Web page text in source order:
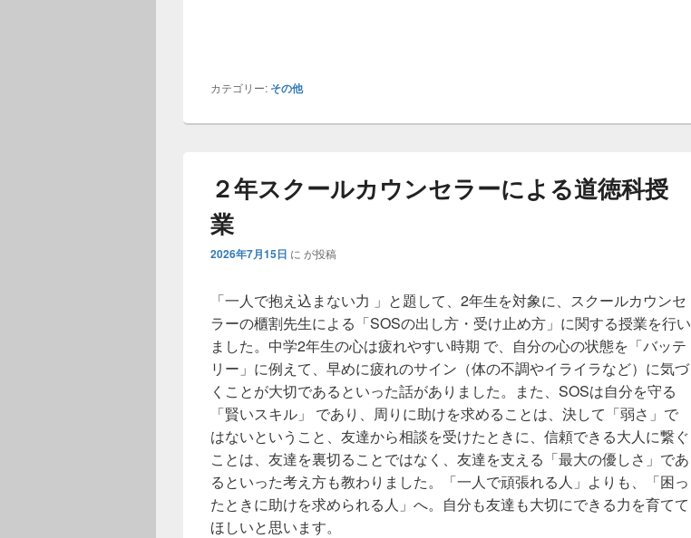
カテゴリー: その他
２年スクールカウンセラーによる道徳科授
業
2026年7月15日 に が投稿
「一人で抱え込まない力 」と題して、2年生を対象に、スクールカウンセ
ラーの櫃割先生による「SOSの出し方・受け止め方」に関する授業を行い
ました。中学2年生の心は疲れやすい時期 で、自分の心の状態を「バッテ
リー」に例えて、早めに疲れのサイン（体の不調やイライラなど）に気づ
くことが大切であるといった話がありました。また、SOSは自分を守る
「賢いスキル」 であり、周りに助けを求めることは、決して「弱さ」で
はないということ、友達から相談を受けたときに、信頼できる大人に繋ぐ
ことは、友達を裏切ることではなく、友達を支える「最大の優しさ」であ
るといった考え方も教わりました。「一人で頑張れる人」よりも、「困っ
たときに助けを求められる人」へ。自分も友達も大切にできる力を育てて
ほしいと思います。